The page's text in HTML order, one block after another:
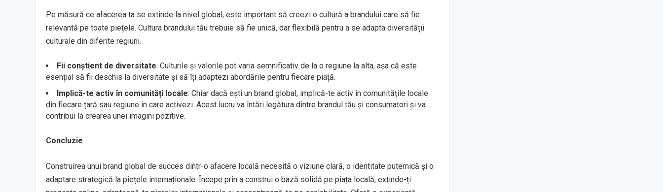
Pe măsură ce afacerea ta se extinde la nivel global, este important să creezi o cultură a brandului care să fie
relevantă pe toate piețele. Cultura brandului tău trebuie să fie unică, dar flexibilă pentru a se adapta diversității
culturale din diferite regiuni.
Fii conștient de diversitate: Culturile și valorile pot varia semnificativ de la o regiune la alta, așa că este
esențial să fii deschis la diversitate și să îți adaptezi abordările pentru fiecare piață.
Implică-te activ în comunități locale: Chiar dacă ești un brand global, implică-te activ în comunitățile locale
din fiecare țară sau regiune în care activezi. Acest lucru va întări legătura dintre brandul tău și consumatori și va
contribui la crearea unei imagini pozitive.
Concluzie
Construirea unui brand global de succes dintr-o afacere locală necesită o viziune clară, o identitate puternică și o
adaptare strategică la piețele internaționale. Începe prin a construi o bază solidă pe piața locală, extinde-ți